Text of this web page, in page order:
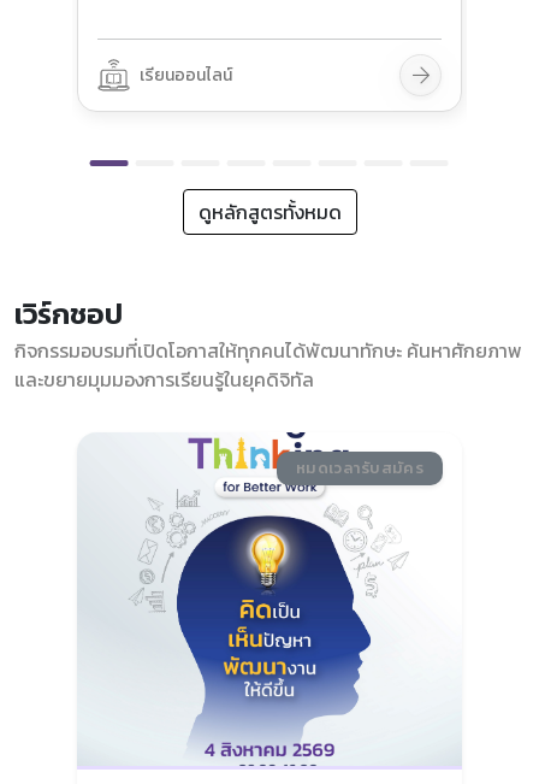
เรียนออนไลน์
ดูหลักสูตรทั้งหมด
เวิร์กชอป
กิจกรรมอบรมที่เปิดโอกาสให้ทุกคนได้พัฒนาทักษะ ค้นหาศักยภาพ
และขยายมุมมองการเรียนรู้ในยุคดิจิทัล
หมดเวลารับสมัคร